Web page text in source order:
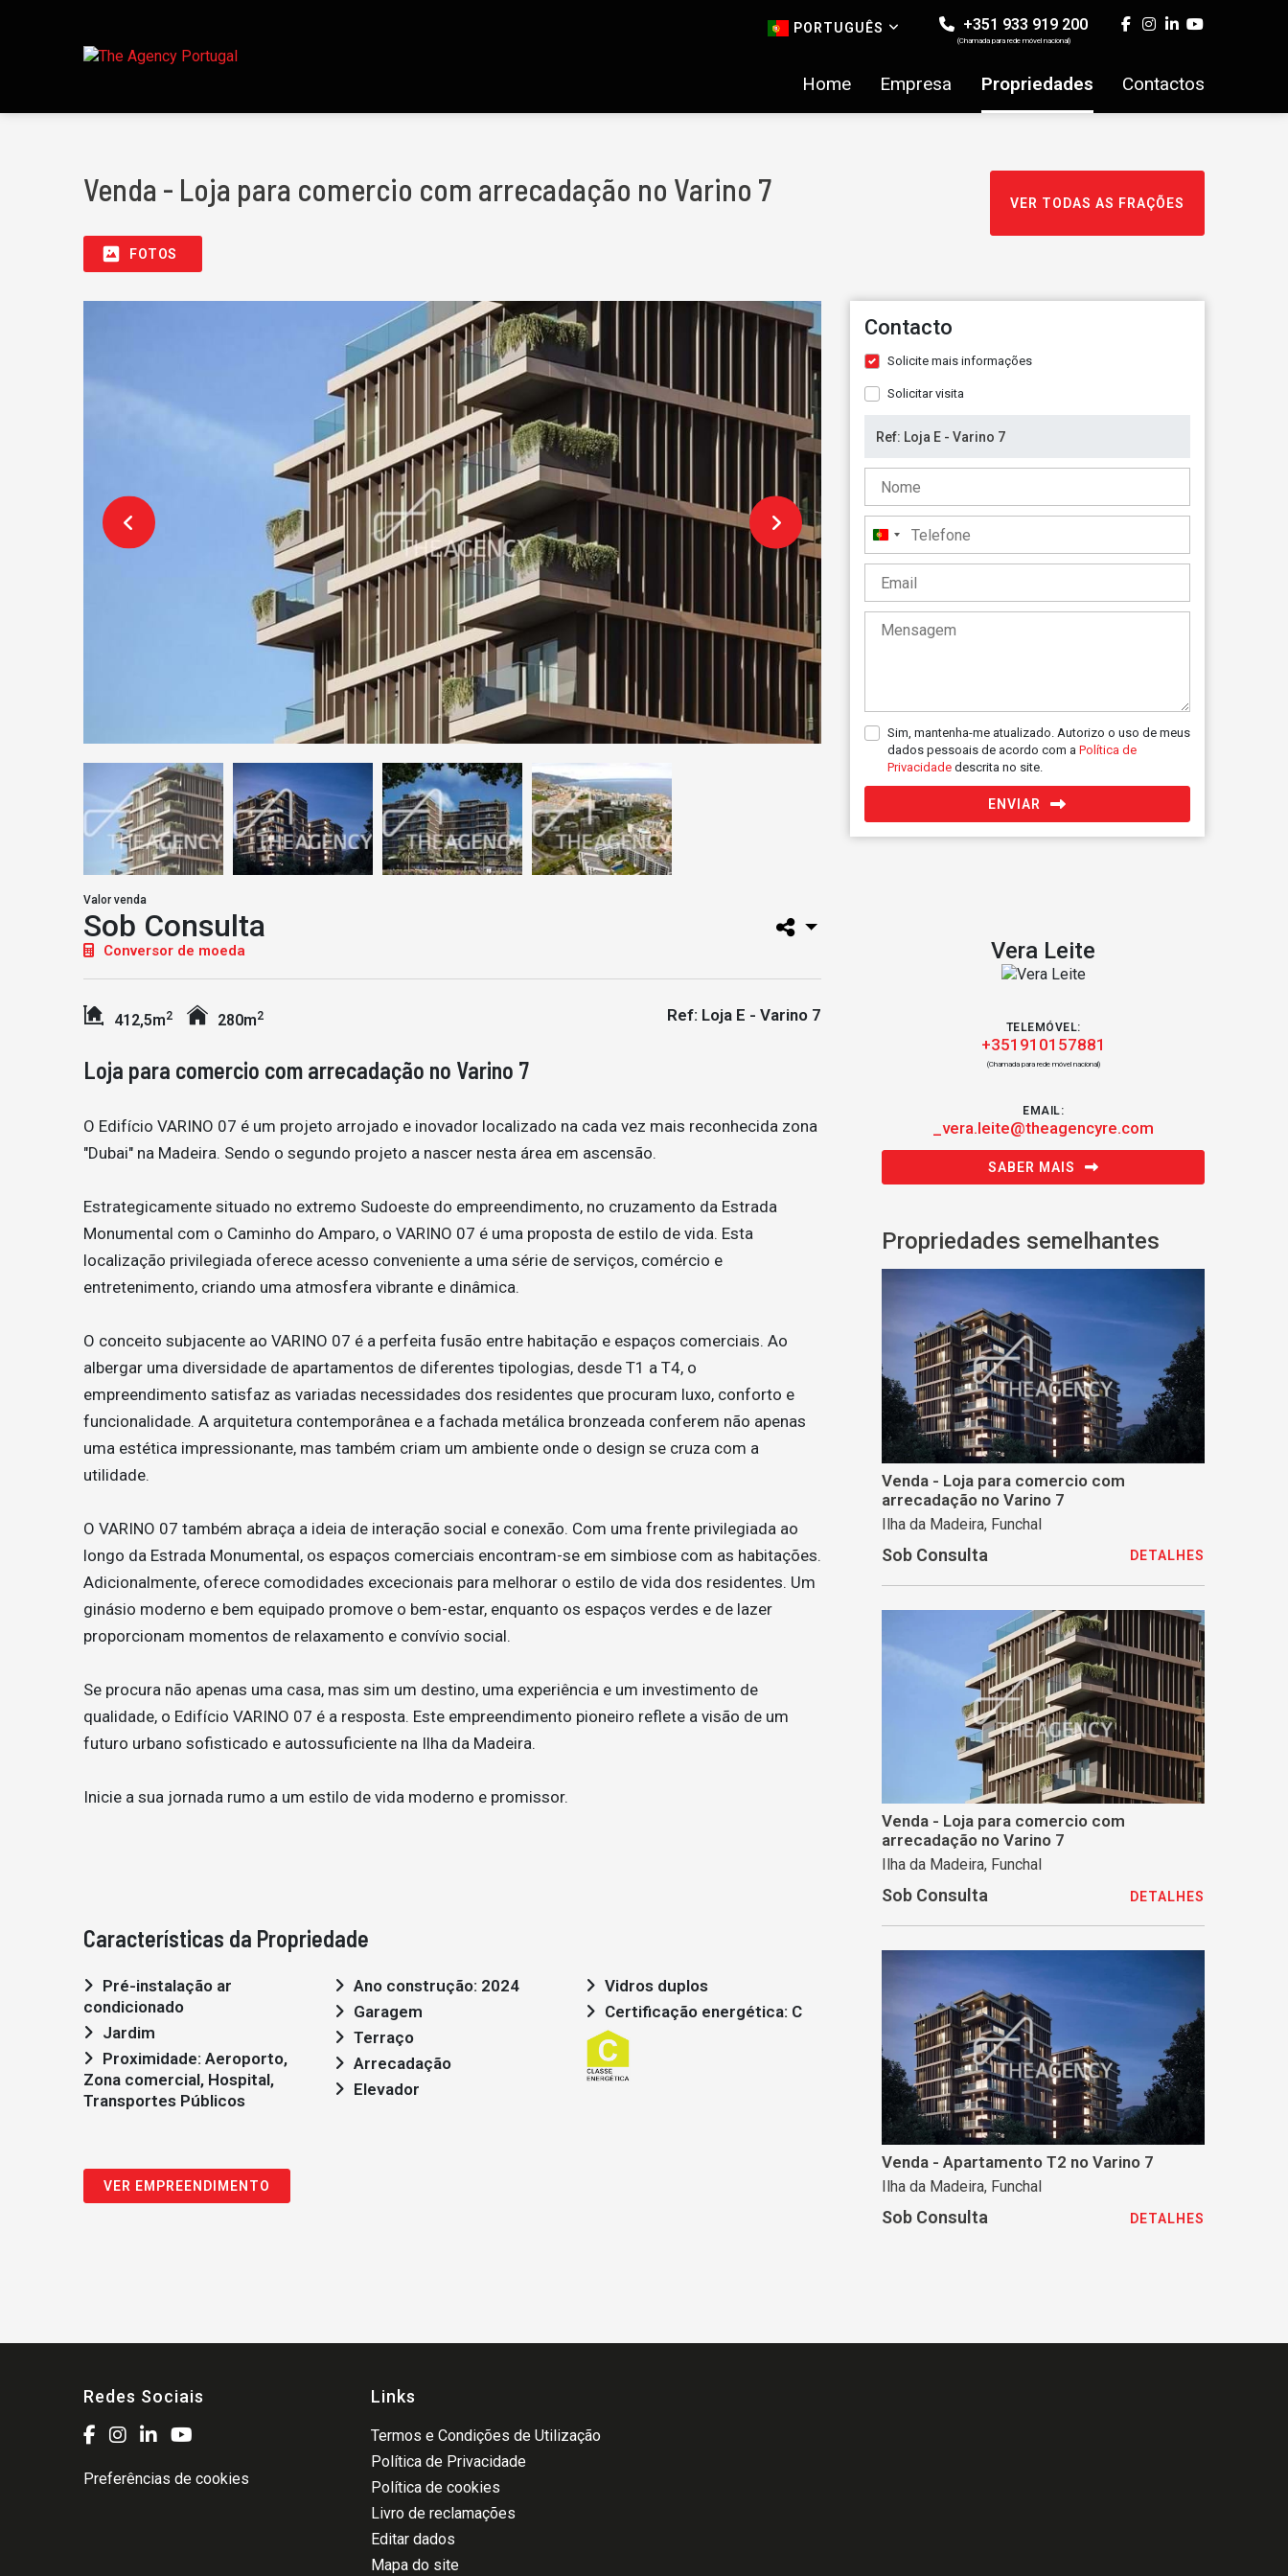
PORTUGUÊS +351 933 919 200
(Chamada para rede móvel nacional)
Home Empresa Propriedades Contactos
Venda - Loja para comercio com arrecadação no Varino 7 VER TODAS AS FRAÇÕES
FOTOS
Valor venda
Sob Consulta
Conversor de moeda
412,5m2 280m2 Ref: Loja E - Varino 7
Loja para comercio com arrecadação no Varino 7
O Edifício VARINO 07 é um projeto arrojado e inovador localizado na cada vez mais reconhecida zona
"Dubai" na Madeira. Sendo o segundo projeto a nascer nesta área em ascensão.
Estrategicamente situado no extremo Sudoeste do empreendimento, no cruzamento da Estrada
Monumental com o Caminho do Amparo, o VARINO 07 é uma proposta de estilo de vida. Esta
localização privilegiada oferece acesso conveniente a uma série de serviços, comércio e
entretenimento, criando uma atmosfera vibrante e dinâmica.
O conceito subjacente ao VARINO 07 é a perfeita fusão entre habitação e espaços comerciais. Ao
albergar uma diversidade de apartamentos de diferentes tipologias, desde T1 a T4, o
empreendimento satisfaz as variadas necessidades dos residentes que procuram luxo, conforto e
funcionalidade. A arquitetura contemporânea e a fachada metálica bronzeada conferem não apenas
uma estética impressionante, mas também criam um ambiente onde o design se cruza com a
utilidade.
O VARINO 07 também abraça a ideia de interação social e conexão. Com uma frente privilegiada ao
longo da Estrada Monumental, os espaços comerciais encontram-se em simbiose com as habitações.
Adicionalmente, oferece comodidades excecionais para melhorar o estilo de vida dos residentes. Um
ginásio moderno e bem equipado promove o bem-estar, enquanto os espaços verdes e de lazer
proporcionam momentos de relaxamento e convívio social.
Se procura não apenas uma casa, mas sim um destino, uma experiência e um investimento de
qualidade, o Edifício VARINO 07 é a resposta. Este empreendimento pioneiro reflete a visão de um
futuro urbano sofisticado e autossuficiente na Ilha da Madeira.
Inicie a sua jornada rumo a um estilo de vida moderno e promissor.
Características da Propriedade
condicionado
Jardim
Zona comercial, Hospital,
Transportes Públicos
Ano construção: 2024
Garagem
Terraço
Arrecadação
Elevador
Vidros duplos
Certificação energética: C
VER EMPREENDIMENTO
Contacto
Solicite mais informações
Solicitar visita
Portugal
+351
Sim, mantenha-me atualizado. Autorizo o uso de meus
dados pessoais de acordo com a Política de
Privacidade descrita no site.
ENVIAR
Vera Leite
TELEMÓVEL:
+351910157881
(Chamada para rede móvel nacional)
EMAIL:
_vera.leite@theagencyre.com
SABER MAIS
Propriedades semelhantes
Venda - Loja para comercio com
arrecadação no Varino 7
Ilha da Madeira, Funchal
Sob Consulta DETALHES
Venda - Loja para comercio com
arrecadação no Varino 7
Ilha da Madeira, Funchal
Sob Consulta DETALHES
Venda - Apartamento T2 no Varino 7
Ilha da Madeira, Funchal
Sob Consulta DETALHES
Redes Sociais
Preferências de cookies
Links
Termos e Condições de Utilização
Política de Privacidade
Política de cookies
Livro de reclamações
Editar dados
Mapa do site